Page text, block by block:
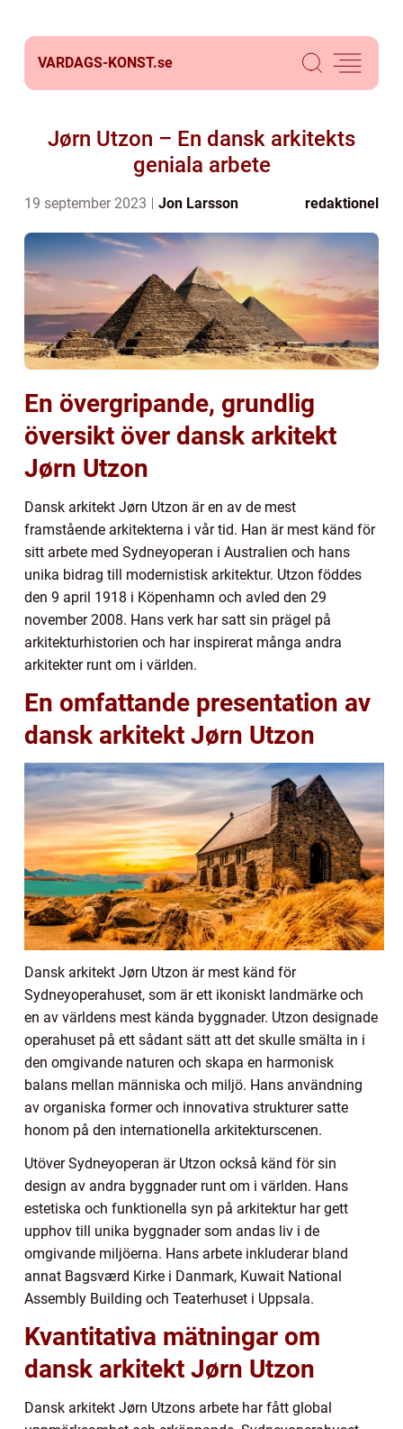
VARDAGS-KONST.se
Jørn Utzon – En dansk arkitekts
geniala arbete
19 september 2023 Jon Larsson redaktionel
En övergripande, grundlig
översikt över dansk arkitekt
Jørn Utzon
Dansk arkitekt Jørn Utzon är en av de mest
framstående arkitekterna i vår tid. Han är mest känd för
sitt arbete med Sydneyoperan i Australien och hans
unika bidrag till modernistisk arkitektur. Utzon föddes
den 9 april 1918 i Köpenhamn och avled den 29
november 2008. Hans verk har satt sin prägel på
arkitekturhistorien och har inspirerat många andra
arkitekter runt om i världen.
En omfattande presentation av
dansk arkitekt Jørn Utzon
Dansk arkitekt Jørn Utzon är mest känd för
Sydneyoperahuset, som är ett ikoniskt landmärke och
en av världens mest kända byggnader. Utzon designade
operahuset på ett sådant sätt att det skulle smälta in i
den omgivande naturen och skapa en harmonisk
balans mellan människa och miljö. Hans användning
av organiska former och innovativa strukturer satte
honom på den internationella arkitekturscenen.
Utöver Sydneyoperan är Utzon också känd för sin
design av andra byggnader runt om i världen. Hans
estetiska och funktionella syn på arkitektur har gett
upphov till unika byggnader som andas liv i de
omgivande miljöerna. Hans arbete inkluderar bland
annat Bagsværd Kirke i Danmark, Kuwait National
Assembly Building och Teaterhuset i Uppsala.
Kvantitativa mätningar om
dansk arkitekt Jørn Utzon
Dansk arkitekt Jørn Utzons arbete har fått global